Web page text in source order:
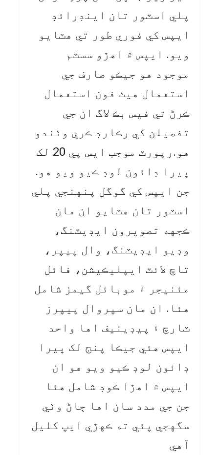
پلي اسٽور تان اينڊرائڊ
ايپس کي فوري طور تي هٽايو
ويو. ايپس ۾ اهڙو سسٽم
موجود هو جيڪو صارف جي
استعمال هيٺ فون استعمال
ڪرڻ تي فيس بڪ لاگ ان جي
تفصيلن کي رڪارڊ ڪري وٺندو
هو.رپورٽ موجب ايس پي 20 لک
ڀيرا ڊائون لوڊ ڪيو ويو هو.
جن ايپس کي گوگل پنهنجي پلي
اسٽور تان هٽايو ان مان
ڪجهه تصويرون ايڊيٽنگ،
وڊيو ايڊيٽنگ، وال پيپر،
تاچ لائٽ ايپليڪيشن، فائل
مئنيجر ۽ موبائل گيمز شامل
هئا. ان مان سپروال پيپرز
ٽارچ ۽ پيڊينيف اها واحد
ايپس هئي جيڪا پنج لک ڀيرا
ڊائون لوڊ ڪيو ويو هو ان
ايپس ۾ اهڙا ڪوڊ شامل هئا
جن جي مدد سان اها ڄاڻ وٺي
سگهجي پئي ته ڪهڙي ايپ کليل
آهي